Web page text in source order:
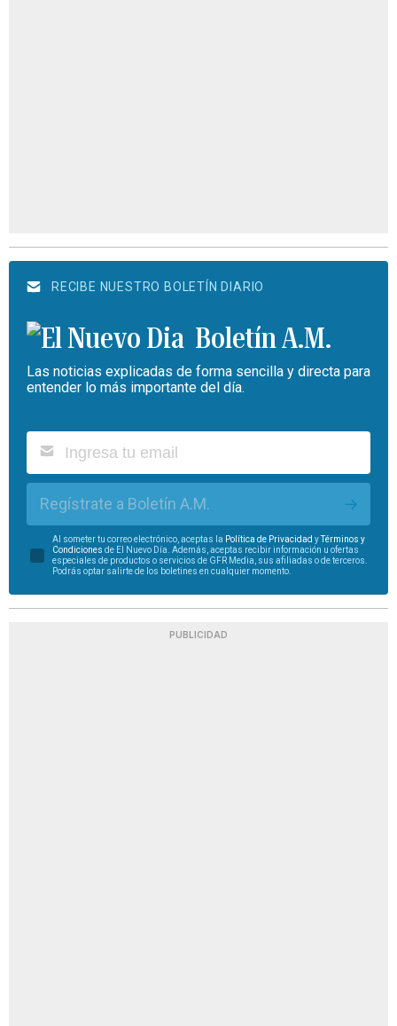
RECIBE NUESTRO BOLETÍN DIARIO
Boletín A.M.
Las noticias explicadas de forma sencilla y directa para
entender lo más importante del día.
Regístrate a Boletín A.M.
Al someter tu correo electrónico, aceptas la Política de Privacidad yTérminos y
Condiciones de El Nuevo Día. Además, aceptas recibir información u ofertas
especiales de productos o servicios de GFR Media, sus afiliadas o de terceros.
Podrás optar salirte de los boletines en cualquier momento.
PUBLICIDAD